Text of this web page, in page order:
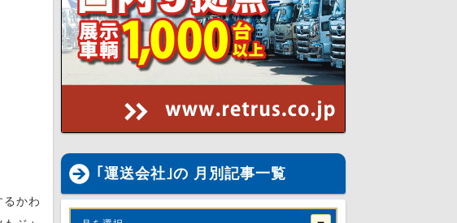
かわ
｢運送会社｣の 月別記事一覧